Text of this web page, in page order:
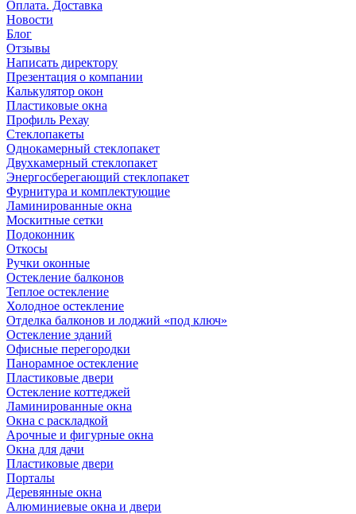
Оплата. Доставка
Новости
Блог
Отзывы
Написать директору
Презентация о компании
Калькулятор окон
Пластиковые окна
Профиль Рехау
Стеклопакеты
Однокамерный стеклопакет
Двухкамерный стеклопакет
Энергосберегающий стеклопакет
Фурнитура и комплектующие
Ламинированные окна
Москитные сетки
Подоконник
Откосы
Ручки оконные
Остекление балконов
Теплое остекление
Холодное остекление
Отделка балконов и лоджий «под ключ»
Остекление зданий
Офисные перегородки
Панорамное остекление
Пластиковые двери
Остекление коттеджей
Ламинированные окна
Окна с раскладкой
Арочные и фигурные окна
Окна для дачи
Пластиковые двери
Порталы
Деревянные окна
Алюминиевые окна и двери